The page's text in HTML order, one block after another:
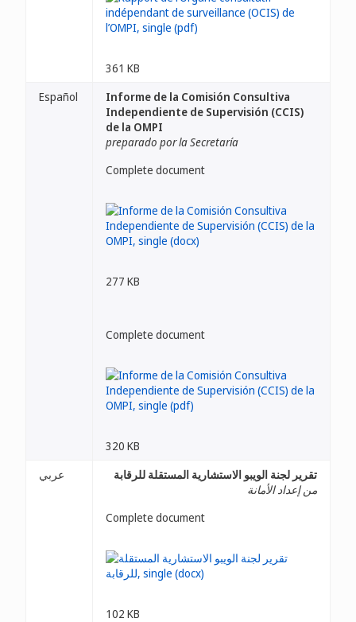
361 KB
Español
Informe de la Comisión Consultiva
Independiente de Supervisión (CCIS)
de la OMPI
preparado por la Secretaría
Complete document
277 KB
Complete document
320 KB
عربي
تقرير لجنة الويبو الاستشارية المستقلة للرقابة
من إعداد الأمانة
Complete document
102 KB